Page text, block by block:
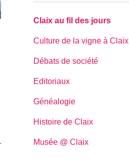
Claix au fil des jours
Culture de la vigne à Claix
Débats de société
Editoriaux
Généalogie
Histoire de Claix
Musée @ Claix